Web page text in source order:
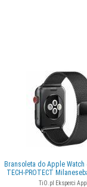
Bransoleta do Apple Watch
TECH-PROTECT
TiO.pl Eksperci